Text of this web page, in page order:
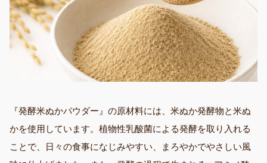
『発酵米ぬかパウダー』の原材料には、米ぬか発酵物と米ぬ
かを使用しています。植物性乳酸菌による発酵を取り入れる
ことで、日々の食事になじみやすい、まろやかでやさしい風